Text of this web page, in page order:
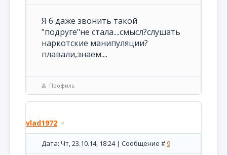
Я б даже звонить такой
"подруге"не стала....смысл?слушать
наркотские манипуляции?
плавали,знаем....
Профиль
vlad1972
Дата: Чт, 23.10.14, 18:24 | Сообщение #9